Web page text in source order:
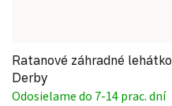
Ratanové záhradné lehátko
Derby
Odosielame do 7-14 prac. dní